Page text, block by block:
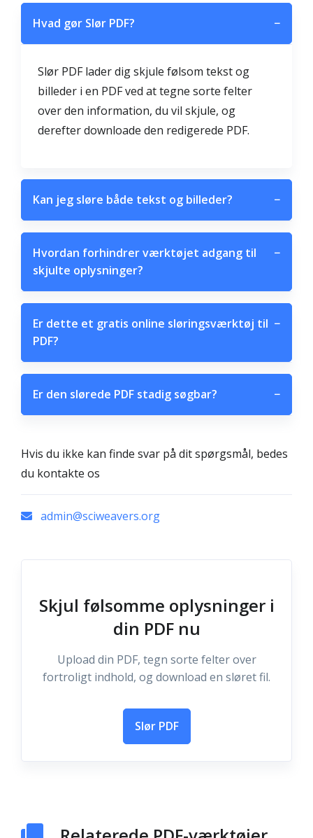
Hvad gør Slør PDF? −
Slør PDF lader dig skjule følsom tekst og
billeder i en PDF ved at tegne sorte felter
over den information, du vil skjule, og
derefter downloade den redigerede PDF.
Kan jeg sløre både tekst og billeder? −
Hvordan forhindrer værktøjet adgang til
skjulte oplysninger?
−
Er dette et gratis online sløringsværktøj til
PDF?
−
Er den slørede PDF stadig søgbar? −
Hvis du ikke kan finde svar på dit spørgsmål, bedes
du kontakte os
admin@sciweavers.org
Skjul følsomme oplysninger i
din PDF nu
Upload din PDF, tegn sorte felter over
fortroligt indhold, og download en sløret fil.
Slør PDF